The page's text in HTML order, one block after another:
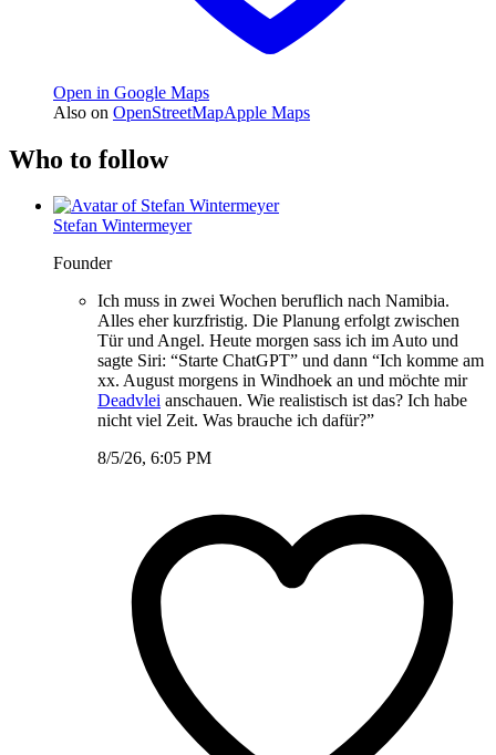
Open in Google Maps
Also on OpenStreetMapApple Maps
Who to follow
Stefan Wintermeyer
Founder
Ich muss in zwei Wochen beruflich nach Namibia.
Alles eher kurzfristig. Die Planung erfolgt zwischen
Tür und Angel. Heute morgen sass ich im Auto und
sagte Siri: “Starte ChatGPT” und dann “Ich komme am
xx. August morgens in Windhoek an und möchte mir
Deadvlei anschauen. Wie realistisch ist das? Ich habe
nicht viel Zeit. Was brauche ich dafür?”
8/5/26, 6:05 PM